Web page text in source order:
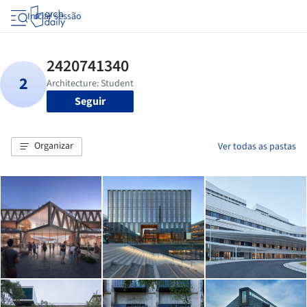
Iniciar sessão
Seguir
Organizar Ver todas as pastas